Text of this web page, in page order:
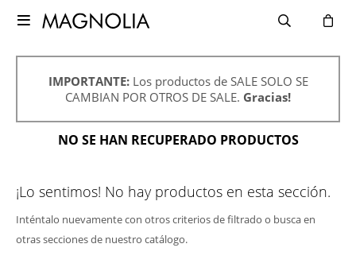

IMPORTANTE: Los productos de SALE SOLO SE
CAMBIAN POR OTROS DE SALE. Gracias!
NO SE HAN RECUPERADO PRODUCTOS
¡Lo sentimos! No hay productos en esta sección.
Inténtalo nuevamente con otros criterios de filtrado o busca en
otras secciones de nuestro catálogo.